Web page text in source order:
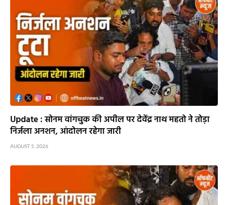
Update : सोनम वांगचुक की अपील पर देवेंद्र नाथ महतो ने तोड़ा
निर्जला अनशन, आंदोलन रहेगा जारी
AUGUST 5, 2026